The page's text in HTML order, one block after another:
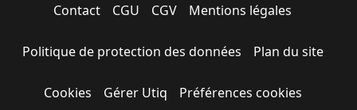
Contact CGU CGV Mentions légales
Politique de protection des données Plan du site
Cookies Gérer Utiq Préférences cookies